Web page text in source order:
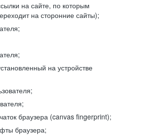
на сайте, по которым
на сторонние сайты);
на устройстве
браузера (canvas fingerprint);
браузера;